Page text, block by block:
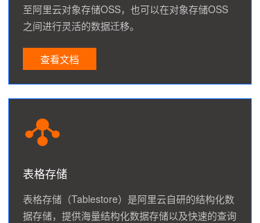
至阿里云对象存储OSS，也可以在对象存储OSS
之间进行灵活的数据迁移。
查看文档
表格存储
表格存储（Tablestore）是阿里云自研的结构化数
据存储，提供海量结构化数据存储以及快速的查询